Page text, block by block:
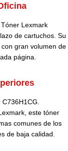
Lexmark
de cartuchos. Su
gran volumen de
página.
este tóner
comunes de los
de baja calidad.